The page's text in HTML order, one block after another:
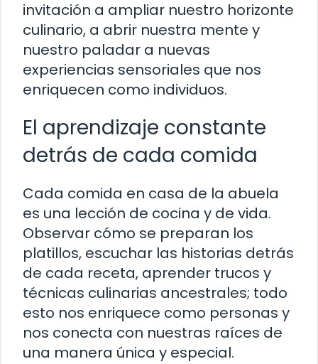
invitación a ampliar nuestro horizonte
culinario, a abrir nuestra mente y
nuestro paladar a nuevas
experiencias sensoriales que nos
enriquecen como individuos.
El aprendizaje constante
detrás de cada comida
Cada comida en casa de la abuela
es una lección de cocina y de vida.
Observar cómo se preparan los
platillos, escuchar las historias detrás
de cada receta, aprender trucos y
técnicas culinarias ancestrales; todo
esto nos enriquece como personas y
nos conecta con nuestras raíces de
una manera única y especial.